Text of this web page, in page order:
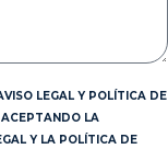
LEGAL Y POLÍTICA DE
LA
Y LA POLÍTICA DE